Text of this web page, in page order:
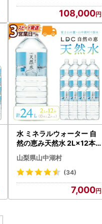
108,000
水 ミネラルウォーター 自
然の恵み天然水 2L×12本
（6本入り2ケース）計24L
【3営業日以内発送スピー
ド配送】 ※沖縄・離島配送
不可 YX001
山梨県山中湖村
(34)
7,000